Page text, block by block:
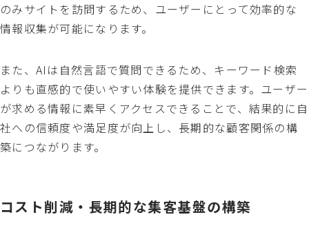
のみサイトを訪問するため、ユーザーにとって効率的な
情報収集が可能になります。
また、AIは自然言語で質問できるため、キーワード検索
よりも直感的で使いやすい体験を提供できます。ユーザー
が求める情報に素早くアクセスできることで、結果的に自
社への信頼度や満足度が向上し、長期的な顧客関係の構
築につながります。
コスト削減・長期的な集客基盤の構築